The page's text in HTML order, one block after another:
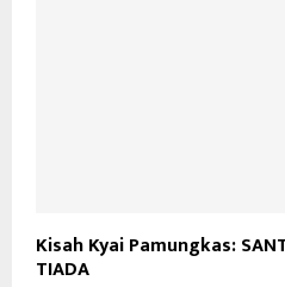
Kisah Kyai Pamungkas:
TIADA